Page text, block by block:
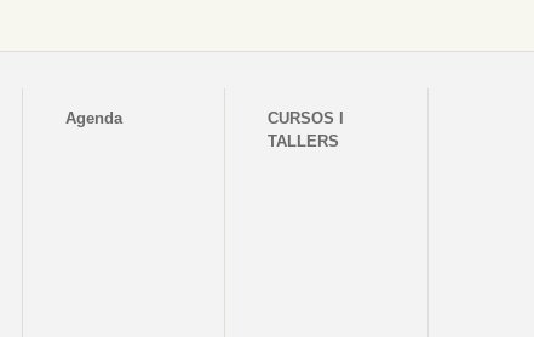
Agenda
CURSOS I
TALLERS